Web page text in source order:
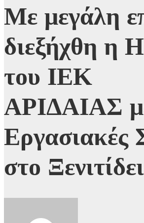
Με μεγάλη
διεξήχθη η
του ΙΕΚ
ΑΡΙΔΑΙΑΣ
Εργασιακές
στο